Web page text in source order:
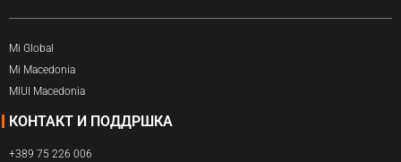
Mi Global
Mi Macedonia
MIUI Macedonia
КОНТАКТ И ПОДДРШКА
+389 75 226 006